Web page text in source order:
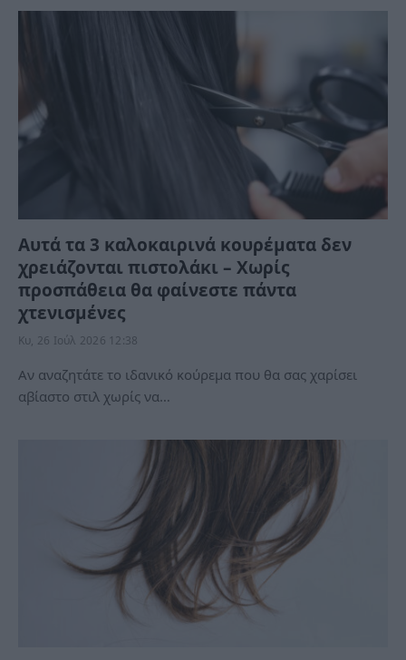
Αυτά τα 3 καλοκαιρινά κουρέματα δεν
χρειάζονται πιστολάκι – Χωρίς
προσπάθεια θα φαίνεστε πάντα
χτενισμένες
Κυ, 26 Ιούλ 2026 12:38
Αν αναζητάτε το ιδανικό κούρεμα που θα σας χαρίσει
αβίαστο στιλ χωρίς να…